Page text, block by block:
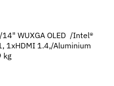
WUXGA OLED /Intel®
1xHDMI 1.4,/Aluminium
kg